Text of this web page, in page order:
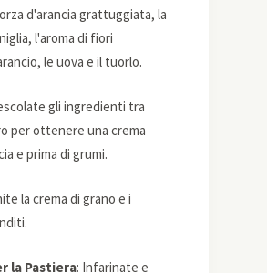
d'arancia grattuggiata, la
l'aroma di fiori
le uova e il tuorlo.
gli ingredienti tra
per ottenere una crema
e prima di grumi.
la crema di grano e i
la Pastiera: Infarinate e